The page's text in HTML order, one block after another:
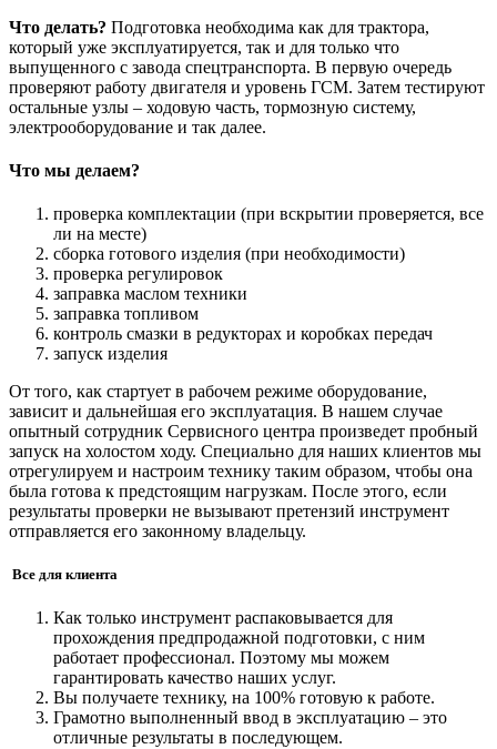
Что делать? Подготовка необходима как для трактора,
который уже эксплуатируется, так и для только что
выпущенного с завода спецтранспорта. В первую очередь
проверяют работу двигателя и уровень ГСМ. Затем тестируют
остальные узлы – ходовую часть, тормозную систему,
электрооборудование и так далее.
Что мы делаем?
проверка комплектации (при вскрытии проверяется, все
ли на месте)
сборка готового изделия (при необходимости)
проверка регулировок
заправка маслом техники
заправка топливом
контроль смазки в редукторах и коробках передач
запуск изделия
От того, как стартует в рабочем режиме оборудование,
зависит и дальнейшая его эксплуатация. В нашем случае
опытный сотрудник Сервисного центра произведет пробный
запуск на холостом ходу. Специально для наших клиентов мы
отрегулируем и настроим технику таким образом, чтобы она
была готова к предстоящим нагрузкам. После этого, если
результаты проверки не вызывают претензий инструмент
отправляется его законному владельцу.
Все для клиента
Как только инструмент распаковывается для
прохождения предпродажной подготовки, с ним
работает профессионал. Поэтому мы можем
гарантировать качество наших услуг.
Вы получаете технику, на 100% готовую к работе.
Грамотно выполненный ввод в эксплуатацию – это
отличные результаты в последующем.